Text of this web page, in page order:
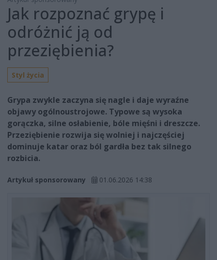
Jak rozpoznać grypę i
odróżnić ją od
przeziębienia?
Styl życia
Grypa zwykle zaczyna się nagle i daje wyraźne
objawy ogólnoustrojowe. Typowe są wysoka
gorączka, silne osłabienie, bóle mięśni i dreszcze.
Przeziębienie rozwija się wolniej i najczęściej
dominuje katar oraz ból gardła bez tak silnego
rozbicia.
Artykuł sponsorowany 01.06.2026 14:38